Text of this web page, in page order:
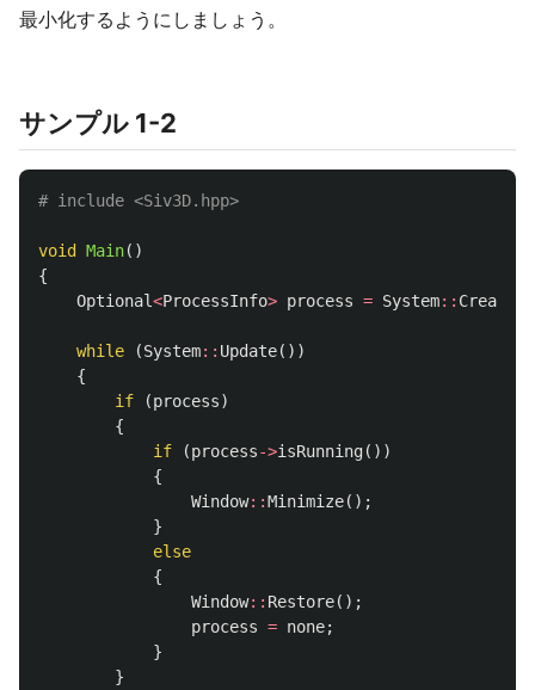
最小化するようにしましょう。
サンプル 1-2
void Main()
{
Optional<ProcessInfo> process = System::
while (System:: Update())
{
if
(process)
{
if
(process->isRunning())
{
Window::Minimize();
}
else
{
Window:: Restore();
process = none;
}
}